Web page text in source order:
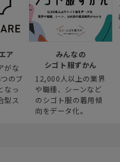
ア
がな
のブ
なっ
型ス
みんなの
シゴト服ずかん
12,000人以上の業界
や職種、シーンなど
のシゴト服の着用傾
向をデータ化。